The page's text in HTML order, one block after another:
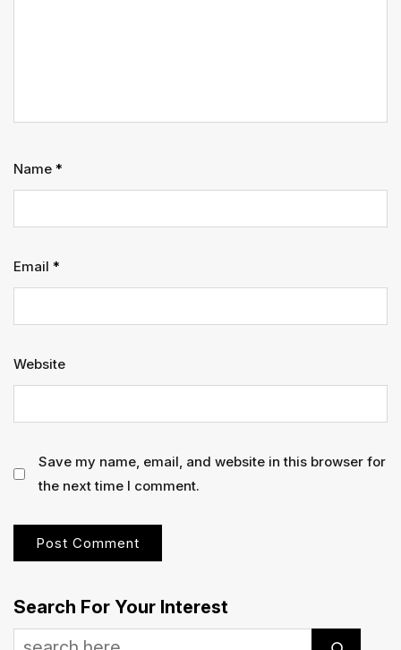
Name *
Email *
Website
Save my name, email, and website in this browser for
the next time I comment.
Search For Your Interest